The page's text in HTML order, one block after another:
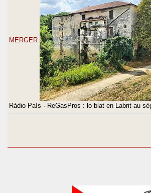
MERGER
Ràdio País · ReGasPros : lo blat en Labrit au